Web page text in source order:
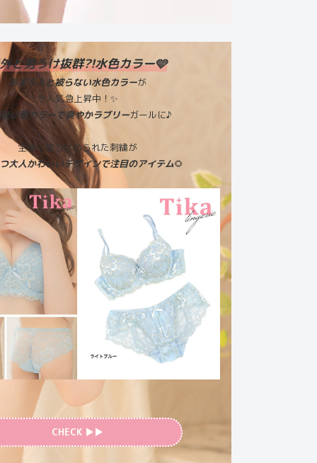
と男うけ抜群?!水色カラー🩵
あまり人と被らない水色カラーが
今人気急上昇中！✨
い夏カラーで爽やかラブリーガールに♪
全体に散りばめられた刺繍が
大人かわいいデザインで注目のアイテム🌻
CHECK ▶︎▶︎